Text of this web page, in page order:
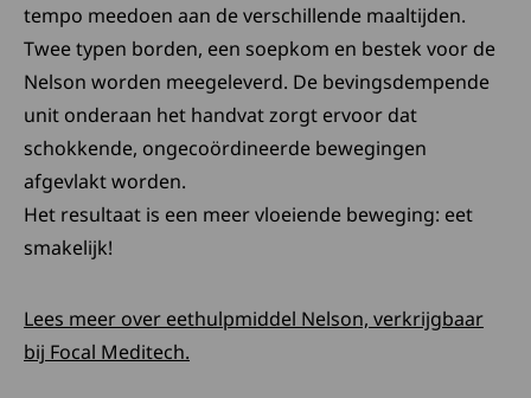
tempo meedoen aan de verschillende maaltijden.
Twee typen borden, een soepkom en bestek voor de
Nelson worden meegeleverd. De bevingsdempende
unit onderaan het handvat zorgt ervoor dat
schokkende, ongecoördineerde bewegingen
afgevlakt worden.
Het resultaat is een meer vloeiende beweging: eet
smakelijk!
Lees meer over eethulpmiddel Nelson, verkrijgbaar
bij Focal Meditech.